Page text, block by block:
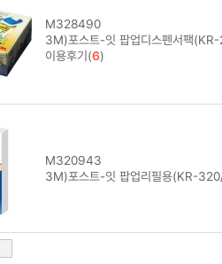
M328490
3M)포스트-잇 팝업디스펜서팩
이용후기(6)
M320943
3M)포스트-잇 팝업리필용(KR-